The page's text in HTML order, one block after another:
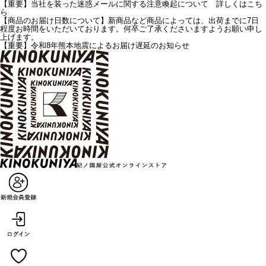
【重要】当社を装った迷惑メールに関する注意喚起について 詳しくはこち
ら
【商品のお届け日数について】新商品など商品によっては、出荷までに7日
程度お時間をいただいております。何卒ご了承くださいますようお願い申し
上げます。
【重要】令和8年熊本地震によるお届け遅延のお知らせ